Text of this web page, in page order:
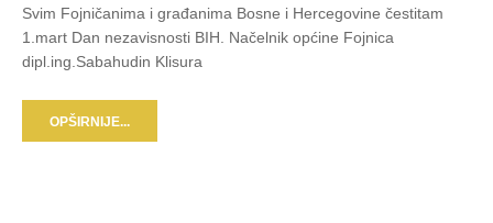
Svim Fojničanima i građanima Bosne i Hercegovine čestitam
1.mart Dan nezavisnosti BIH. Načelnik općine Fojnica
dipl.ing.Sabahudin Klisura
OPŠIRNIJE...